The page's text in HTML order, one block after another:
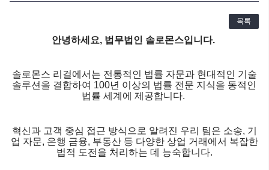
목록
안녕하세요, 법무법인 솔로몬스입니다.
솔로몬스 리걸에서는 전통적인 법률 자문과 현대적인 기술
솔루션을 결합하여 100년 이상의 법률 전문 지식을 동적인
법률 세계에 제공합니다.
혁신과 고객 중심 접근 방식으로 알려진 우리 팀은 소송, 기
업 자문, 은행 금융, 부동산 등 다양한 상업 거래에서 복잡한
법적 도전을 처리하는 데 능숙합니다.